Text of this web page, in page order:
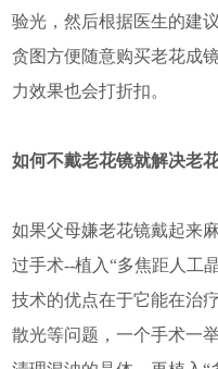
验光，然后根据医生的建
贪图方便随意购买老花成
力效果也会打折扣。
如何不戴老花镜就解决老
如果父母嫌老花镜戴起来
过手术--植入“多焦距人工
技术的优点在于它能在治
散光等问题，一个手术一